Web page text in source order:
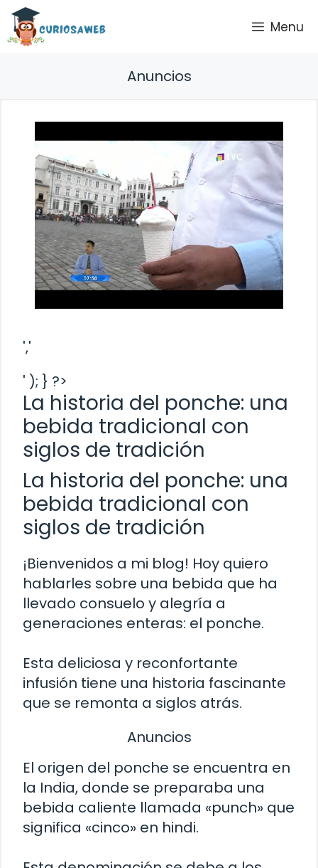
Saltar
contenido
Menu
Anuncios
','
' ); } ?>
La historia del ponche: una
bebida tradicional con
siglos de tradición
La historia del ponche: una
bebida tradicional con
siglos de tradición
¡Bienvenidos a mi blog! Hoy quiero
hablarles sobre una bebida que ha
llevado consuelo y alegría a
generaciones enteras: el ponche.
Esta deliciosa y reconfortante
infusión tiene una historia fascinante
que se remonta a siglos atrás.
Anuncios
El origen del ponche se encuentra en
la India, donde se preparaba una
bebida caliente llamada «punch» que
significa «cinco» en hindi.